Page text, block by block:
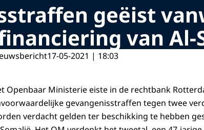
geëist
van Al-
17-05-2021 | 18:03
Openbaar Ministerie eiste in de rechtbank
gevangenisstraffen tegen twee
verdacht gelden ter beschikking te hebben